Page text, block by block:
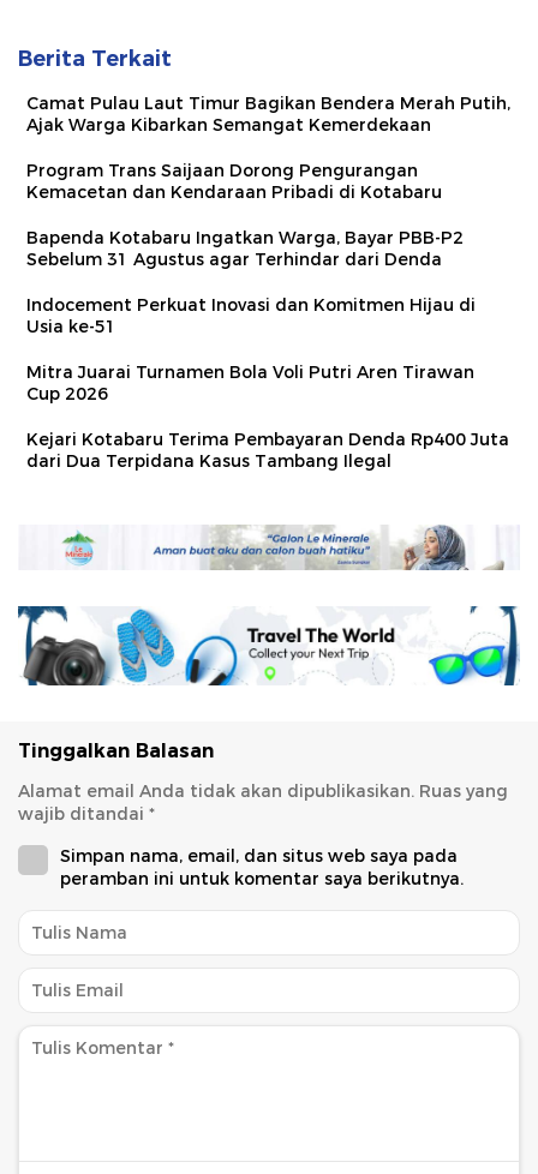
Berita Terkait
Camat Pulau Laut Timur Bagikan Bendera Merah Putih,
Ajak Warga Kibarkan Semangat Kemerdekaan
Program Trans Saijaan Dorong Pengurangan
Kemacetan dan Kendaraan Pribadi di Kotabaru
Bapenda Kotabaru Ingatkan Warga, Bayar PBB-P2
Sebelum 31 Agustus agar Terhindar dari Denda
Indocement Perkuat Inovasi dan Komitmen Hijau di
Usia ke-51
Mitra Juarai Turnamen Bola Voli Putri Aren Tirawan
Cup 2026
Kejari Kotabaru Terima Pembayaran Denda Rp400 Juta
dari Dua Terpidana Kasus Tambang Ilegal
Tinggalkan Balasan
Alamat email Anda tidak akan dipublikasikan. Ruas yang
wajib ditandai *
Simpan nama, email, dan situs web saya pada
peramban ini untuk komentar saya berikutnya.